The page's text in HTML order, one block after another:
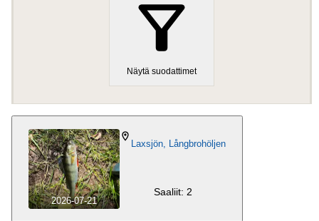
Näytä suodattimet
2026-07-21
Laxsjön, Långbrohöljen
Saaliit: 2